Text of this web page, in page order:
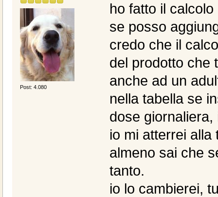
Post: 4.080
ho fatto il calcolo
se posso
credo che il
del prodotto che
anche ad un
nella tabella se
dose
io mi atterrei alla
almeno sai che
tanto.
io lo cambierei,